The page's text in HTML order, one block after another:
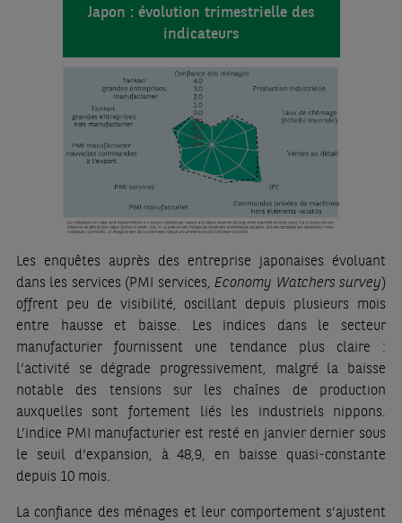
Japon : évolution trimestrielle des
indicateurs
Les enquêtes auprès des entreprise japonaises évoluant
dans les services (PMI services,Economy Watchers survey)
offrent peu de visibilité, oscillant depuis plusieurs mois
entre hausse et baisse. Les indices dans le secteur
manufacturier fournissent une tendance plus claire :
l‘activité se dégrade progressivement, malgré la baisse
notable des tensions sur les chaînes de production
auxquelles sont fortement liés les industriels nippons.
L’indice PMI manufacturier est resté en janvier dernier sous
le seuil d’expansion, à 48,9, en baisse quasi-constante
depuis 10 mois.
La confiance des ménages et leur comportement s’ajustent